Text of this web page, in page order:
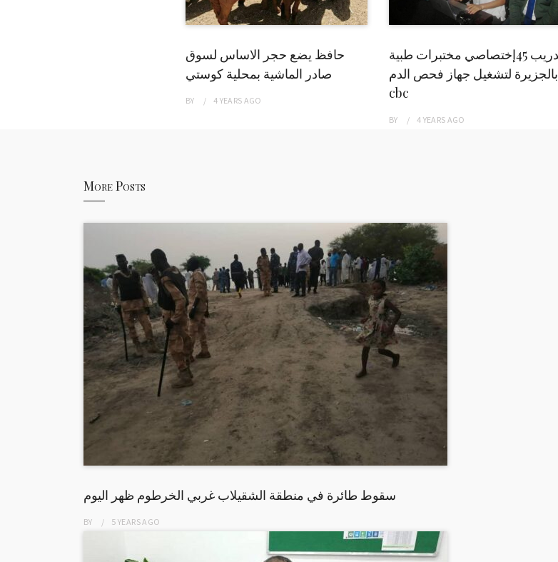
حافظ يضع حجر الاساس لسوق
صادر الماشية بمحلية كوستي
BY 4 YEARS AGO
تدريب 45إختصاصي مختبرات طبية
بالجزيرة لتشغيل جهاز فحص الدم
cbc
BY 4 YEARS AGO
More Posts
سقوط طائرة في منطقة الشقيلاب غربي الخرطوم ظهر اليوم
BY 5 YEARSAGO